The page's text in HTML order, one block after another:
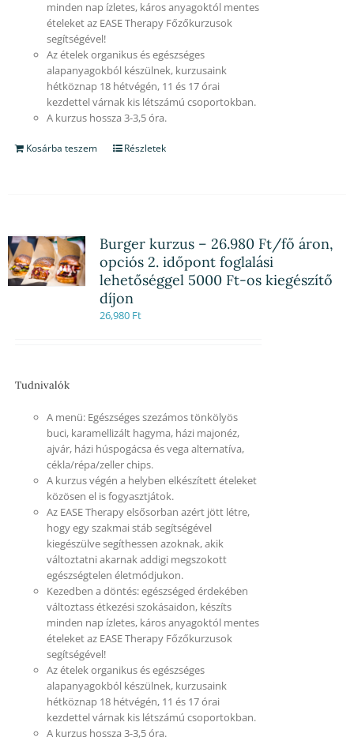
minden nap ízletes, káros anyagoktól mentes
ételeket az EASE Therapy Főzőkurzusok
segítségével!
Az ételek organikus és egészséges
alapanyagokból készülnek, kurzusaink
hétköznap 18 hétvégén, 11 és 17 órai
kezdettel várnak kis létszámú csoportokban.
A kurzus hossza 3-3,5 óra.
Kosárba teszem Részletek
Burger kurzus – 26.980 Ft/fő áron,
opciós 2. időpont foglalási
lehetőséggel 5000 Ft-os kiegészítő
díjon
26,980 Ft
Tudnivalók
A menü: Egészséges szezámos tönkölyös
buci, karamellizált hagyma, házi majonéz,
ajvár, házi húspogácsa és vega alternatíva,
cékla/répa/zeller chips.
A kurzus végén a helyben elkészített ételeket
közösen el is fogyasztjátok.
Az EASE Therapy elsősorban azért jött létre,
hogy egy szakmai stáb segítségével
kiegészülve segíthessen azoknak, akik
változtatni akarnak addigi megszokott
egészségtelen életmódjukon.
Kezedben a döntés: egészséged érdekében
változtass étkezési szokásaidon, készíts
minden nap ízletes, káros anyagoktól mentes
ételeket az EASE Therapy Főzőkurzusok
segítségével!
Az ételek organikus és egészséges
alapanyagokból készülnek, kurzusaink
hétköznap 18 hétvégén, 11 és 17 órai
kezdettel várnak kis létszámú csoportokban.
A kurzus hossza 3-3,5 óra.